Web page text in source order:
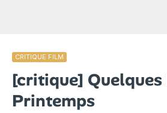
CRITIQUE FILM
[critique] Quelques
Printemps